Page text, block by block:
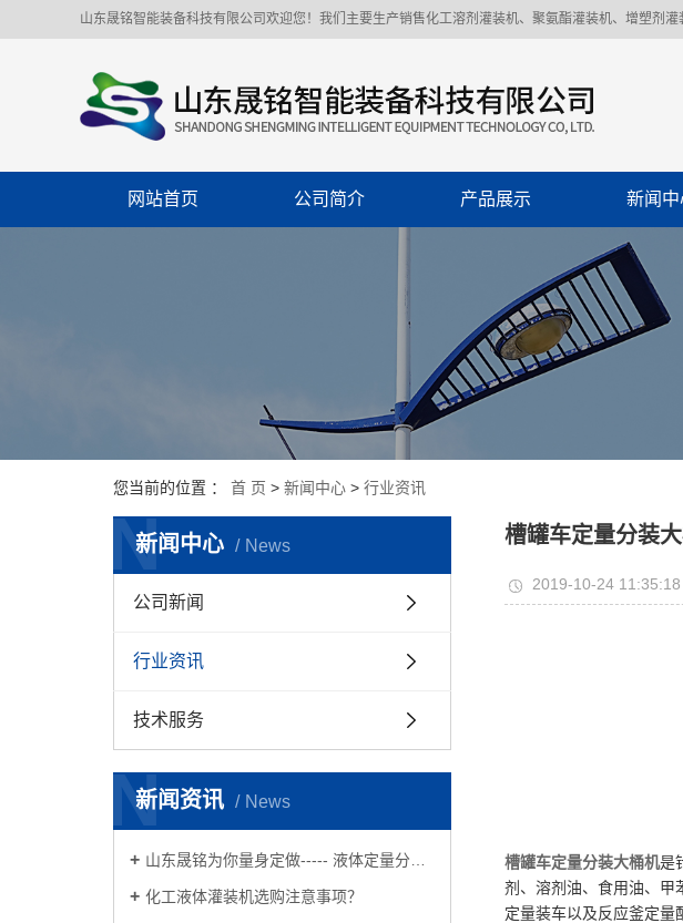
山东晟铭智能装备科技有限公司欢迎您！我们主要生产销售化工溶剂灌装机、聚氨酯灌装机、增塑剂灌
网站首页 公司简介 产品展示
化工溶剂灌装
聚氨酯灌装
增塑剂灌装
自动灌装流水线
移动型分装加注
反应釜自动配料设备
液体灌装机
新闻中
公司新闻
行业资讯
技术服务
您当前的位置 ： 首 页 > 新闻中心 > 行业资讯
新闻中心 News
N
公司新闻
行业资讯
技术服务
新闻资讯 News
N
山东晟铭为你量身定做----- 液体定量分装大桶机、称重灌装机、塑料袋铝箔袋灌装机、反应釜配料设备
化工液体灌装机选购注意事项？
槽罐车定量分装
2019-10-24 11:35:18
槽罐车定量分装大桶机是
剂、溶剂油、食用油、甲
定量装车以及反应釜定量